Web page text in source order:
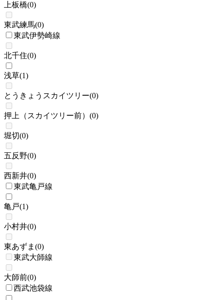
上板橋(0)
東武練馬(0)
東武伊勢崎線
北千住(0)
浅草(1)
とうきょうスカイツリー(0)
押上（スカイツリー前） (0)
堀切(0)
五反野(0)
西新井(0)
東武亀戸線
亀戸(1)
小村井(0)
東あずま (0)
東武大師線
大師前(0)
西武池袋線